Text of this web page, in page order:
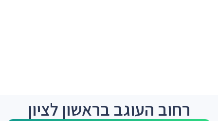
רחוב העוגב בראשון לציון